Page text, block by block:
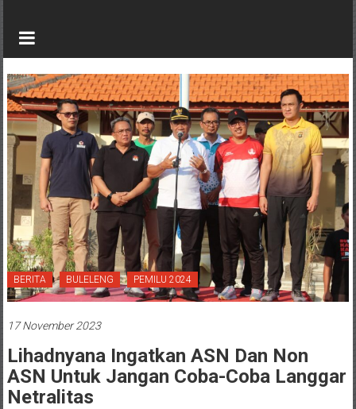
BERITA BULELENG PEMILU 2024
17 November 2023
Lihadnyana Ingatkan ASN Dan Non
ASN Untuk Jangan Coba-Coba Langgar
Netralitas